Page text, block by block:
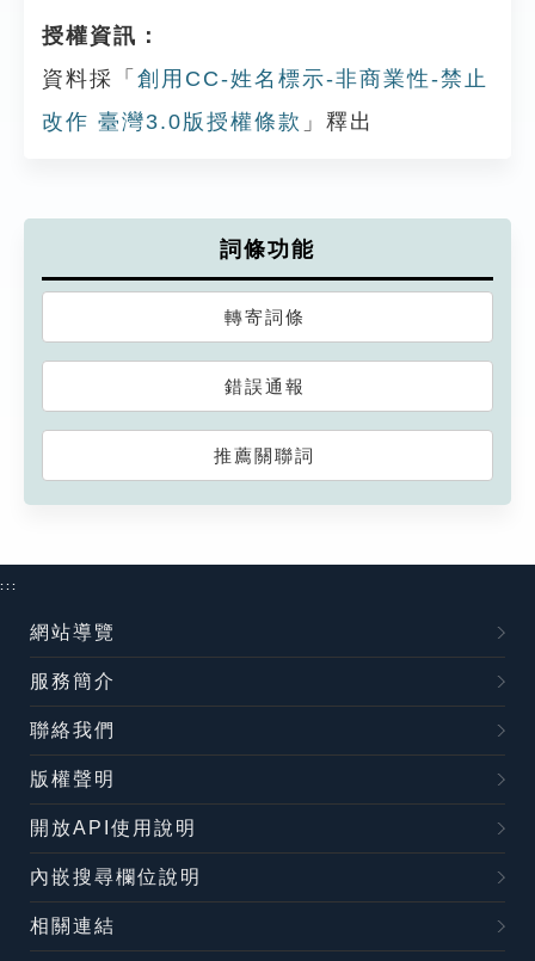
授權資訊：
資料採「 創用CC-姓名標示-非商業性-禁止
改作 臺灣3.0版授權條款 」釋出
詞條功能
轉寄詞條
錯誤通報
推薦關聯詞
:::
網站導覽
服務簡介
聯絡我們
版權聲明
開放API使用說明
內嵌搜尋欄位說明
相關連結